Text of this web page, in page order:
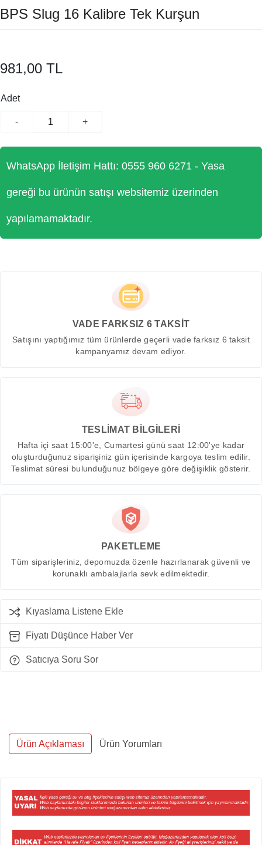
BPS Slug 16 Kalibre Tek Kurşun
981,00 TL
Adet
- +
WhatsApp İletişim Hattı: 0555 960 6271 - Yasa
gereği bu ürünün satışı websitemiz üzerinden
yapılamamaktadır.
VADE FARKSIZ 6 TAKSİT
Satışını yaptığımız tüm ürünlerde geçerli vade farksız 6 taksit
kampanyamız devam ediyor.
TESLİMAT BİLGİLERİ
Hafta içi saat 15:00'e, Cumartesi günü saat 12:00'ye kadar
oluşturduğunuz siparişiniz gün içerisinde kargoya teslim edilir.
Teslimat süresi bulunduğunuz bölgeye göre değişiklik gösterir.
PAKETLEME
Tüm siparişleriniz, depomuzda özenle hazırlanarak güvenli ve
korunaklı ambalajlarla sevk edilmektedir.
Kıyaslama Listene Ekle
Fiyatı Düşünce Haber Ver
Satıcıya Soru Sor
Ürün Açıklaması Ürün Yorumları